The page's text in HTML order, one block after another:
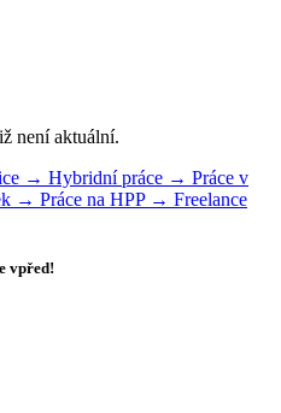
není aktuální.
→ Hybridní práce → Práce v
→ Práce na HPP → Freelance
vpřed!